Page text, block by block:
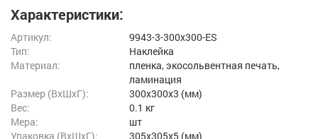
Характеристики:
Артикул:
9943-3-300x300-ES
Тип:
Наклейка
Материал:
пленка, экосольвентная печать,
ламинация
Размер (ВxШxГ):
300x300x3 (мм)
Вес:
0.1 кг
Мера:
шт
Упаковка (ВхШхГ):
305x305x5 (мм)